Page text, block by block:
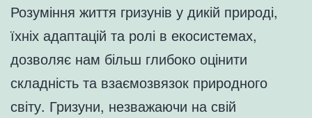
Розуміння життя гризунів у дикій природі,
їхніх адаптацій та ролі в екосистемах,
дозволяє нам більш глибоко оцінити
складність та взаємозвязок природного
світу. Гризуни, незважаючи на свій